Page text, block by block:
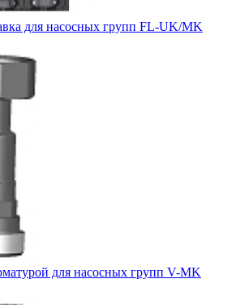
для насосных групп FL-UK/MK
для насосных групп V-MK